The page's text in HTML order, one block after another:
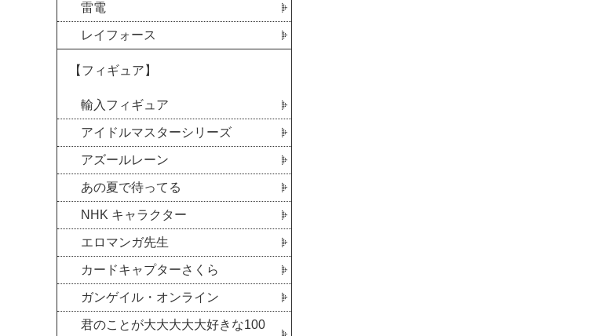
雷電
レイフォース
【フィギュア】
輸入フィギュア
アイドルマスターシリーズ
アズールレーン
あの夏で待ってる
NHK キャラクター
エロマンガ先生
カードキャプターさくら
ガンゲイル・オンライン
君のことが大大大大大好きな100